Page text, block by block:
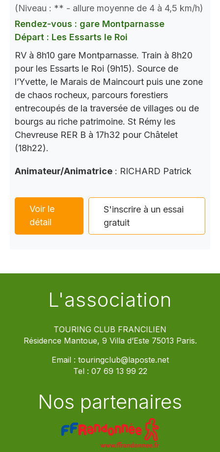
(Niveau : ** - allure moyenne de 4 à 4,5 km/h)
Rendez-vous : gare Montparnasse
Départ : Les Essarts le Roi
RV à 8h10 gare Montparnasse. Train à 8h20
pour les Essarts le Roi (9h15). Source de
l’Yvette, le Marais de Maincourt puis une zone
de chaos rocheux, parcours forestiers
entrecoupés de la traversée de villages ou de
bourgs au riche patrimoine. St Rémy les
Chevreuse RER B à 17h32 pour Châtelet
(18h22).
Animateur/Animatrice : RICHARD Patrick
Voir le
détail
S'inscrire à un essai
gratuit
L'association
TOURING CLUB FRANCILIEN
Résidence Mantoue, 9 Villa d’Este 75013 Paris.
Email : touringclub@laposte.net
Tel : 07 69 13 99 22
Nos partenaires